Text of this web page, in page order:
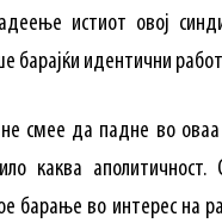
истиот овој
барајќи идентични
смее да падне во
каква аполитичност.
барање во интерес на